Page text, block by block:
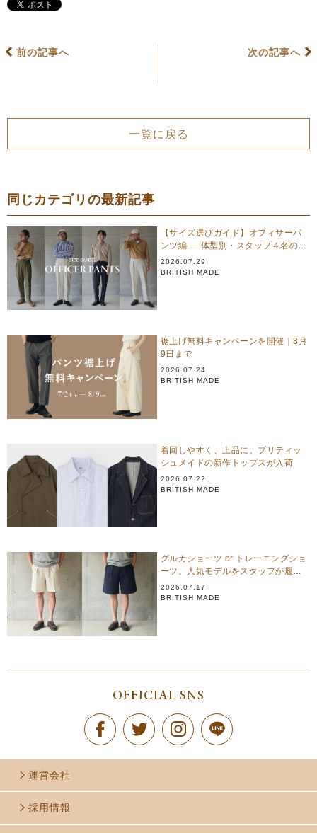
前の記事へ 次の記事へ
一覧に戻る
同じカテゴリの最新記事
【サイズ選びガイド】オフィサーパ
ンツ編 — 体型別・スタッフ４名のリ
アル試着
2026.07.29
BRITISH MADE
裾上げ無料キャンペーンを開催｜8月
9日まで
2026.07.24
BRITISH MADE
着回しやすく、上品に。ブリティッ
シュメイドの新作トップスが入荷
2026.07.22
BRITISH MADE
グルカショーツ or トレーニングショ
ーツ。人気モデルをスタッフが履き
比べ
2026.07.17
BRITISH MADE
OFFICIAL SNS
運営会社
採用情報